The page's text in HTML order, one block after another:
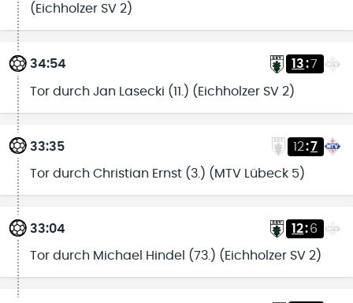
(Eichholzer SV 2)
34:54 13:7
Tor durch Jan Lasecki (11.) (Eichholzer SV 2)
33:35 12:7
Tor durch Christian Ernst (3.) (MTV Lübeck 5)
33:04 12:6
Tor durch Michael Hindel (73.) (Eichholzer SV 2)